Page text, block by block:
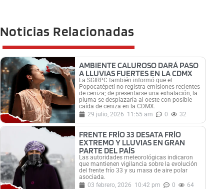
Noticias Relacionadas
AMBIENTE CALUROSO DARÁ PASO
A LLUVIAS FUERTES EN LA CDMX
La SGIRPC también informó que el
Popocatépetl no registra emisiones recientes
de ceniza; de presentarse una exhalación, la
pluma se desplazaría al oeste con posible
caída de ceniza en la CDMX.
29 julio, 2026 11:55 am 0 32
FRENTE FRÍO 33 DESATA FRÍO
EXTREMO Y LLUVIAS EN GRAN
PARTE DEL PAÍS
Las autoridades meteorológicas indicaron
que mantienen vigilancia sobre la evolución
del frente frío 33 y su masa de aire polar
asociada.
03 febrero, 2026 10:42 pm 0 64